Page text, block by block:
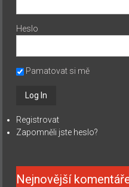
Heslo
Pamatovat si mě
Registrovat
Zapomněli jste heslo?
Nejnovější